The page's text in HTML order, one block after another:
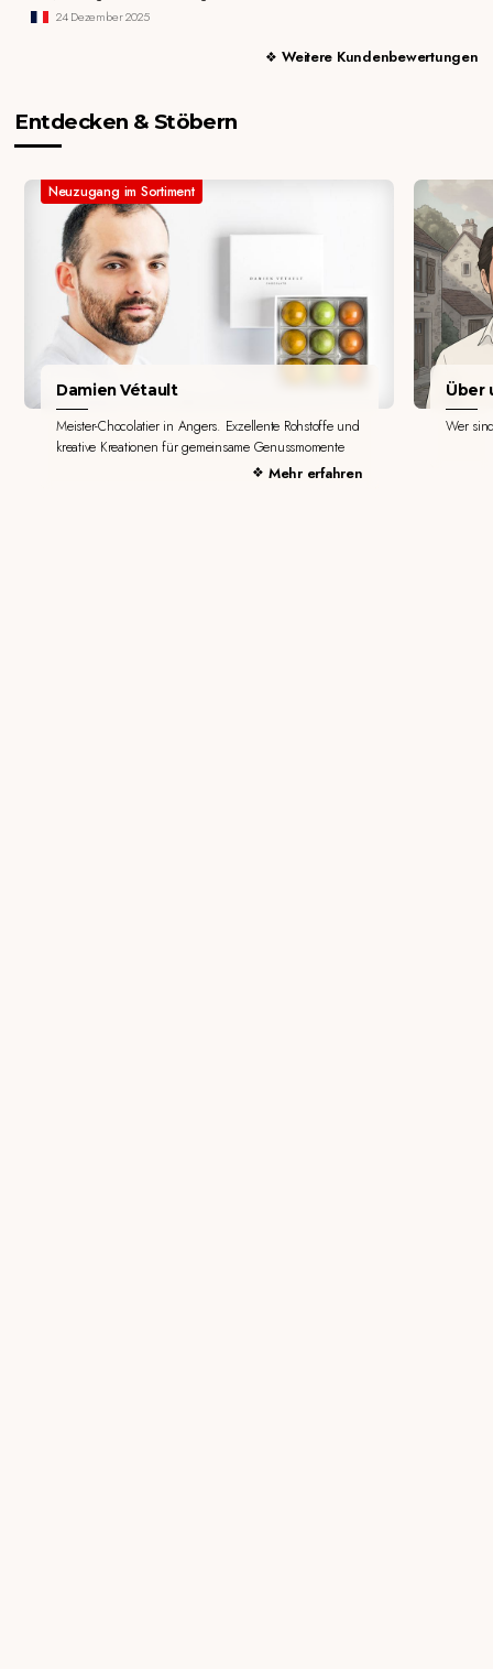
24 Dezember 2025
Weitere Kundenbewertungen
Entdecken & Stöbern
Neuzugang im Sortiment
Damien Vétault
Meister-Chocolatier in Angers. Exzellente Rohstoffe und
kreative Kreationen für gemeinsame Genussmomente
Mehr erfahren
Über
Wer